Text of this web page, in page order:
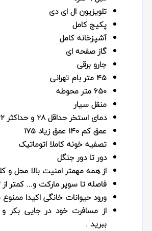
تلویزیون ال ای دی
پکیج کامل
آشپزخانه کامل
گاز صفحه ای
جارو برقی
۴۵ متر بام تهرانی
۶۵۰ متر محوطه
منقل سیار
دمای استخر حداقل ۲۸ و حداکثر ۳۲ درجه
عمق کم ۱۴۰ عمق زیاد ۱۷۵
تصفيه خونه کاملا اتوماتیک
دور تا دور جنگل
از همه مهمتر امنیت بالا محل و
فاصله تا سوپر مارکت و... کمتر از ۳ دقیقه
ورود حیوانات خانگی اکیدا
از مسافرت خود در جایی بکر
ببرید .